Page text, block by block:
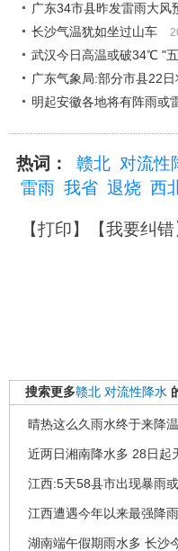
广东34市县昨发雷雨大风
长沙气温犹如坐过山车
武汉今日高温或破34℃ "
广东气象局:部分市县22
明起安徽各地将有阵雨或
热词： 赣北 对流性
雷雨 我省 退烧 西
【打印】【我要纠错
搜索更多赣北 对流性降水
晴热这么久雨水终于来降
近两日湘南降水多 28日起
江西:5天58县市出现暴雨
江西遭遇今年以来最强降
湖南端午假期雨水多 长沙